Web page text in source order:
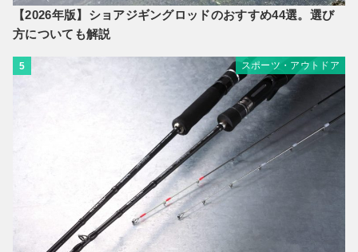
【2026年版】ショアジギングロッドのおすすめ44選。選び
方についても解説
5 スポーツ・アウトドア